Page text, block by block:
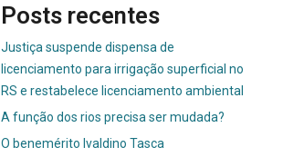
Posts recentes
Justiça suspende dispensa de
licenciamento para irrigação superficial no
RS e restabelece licenciamento ambiental
A função dos rios precisa ser mudada?
O benemérito Ivaldino Tasca